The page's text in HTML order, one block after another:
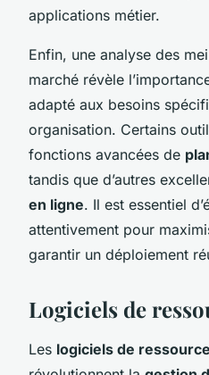
applications métier.
Enfin, une analyse des
marché révèle
adapté aux besoins
organisation. Certains
fonctions avancées de
tandis que d’autres
en ligne. Il est essentiel
attentivement pour
garantir un déploiement
Logiciels de
Les logiciels de